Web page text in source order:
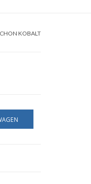
KOBALT